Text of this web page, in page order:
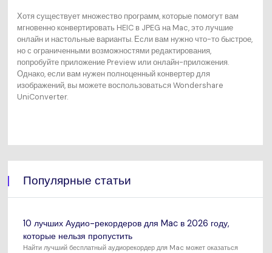
Хотя существует множество программ, которые помогут вам
мгновенно конвертировать HEIC в JPEG на Mac, это лучшие
онлайн и настольные варианты. Если вам нужно что-то быстрое,
но с ограниченными возможностями редактирования,
попробуйте приложение Preview или онлайн-приложения.
Однако, если вам нужен полноценный конвертер для
изображений, вы можете воспользоваться Wondershare
UniConverter.
Популярные статьи
10 лучших Аудио-рекордеров для Mac в 2026 году,
которые нельзя пропустить
Найти лучший бесплатный аудиорекордер для Mac может оказаться